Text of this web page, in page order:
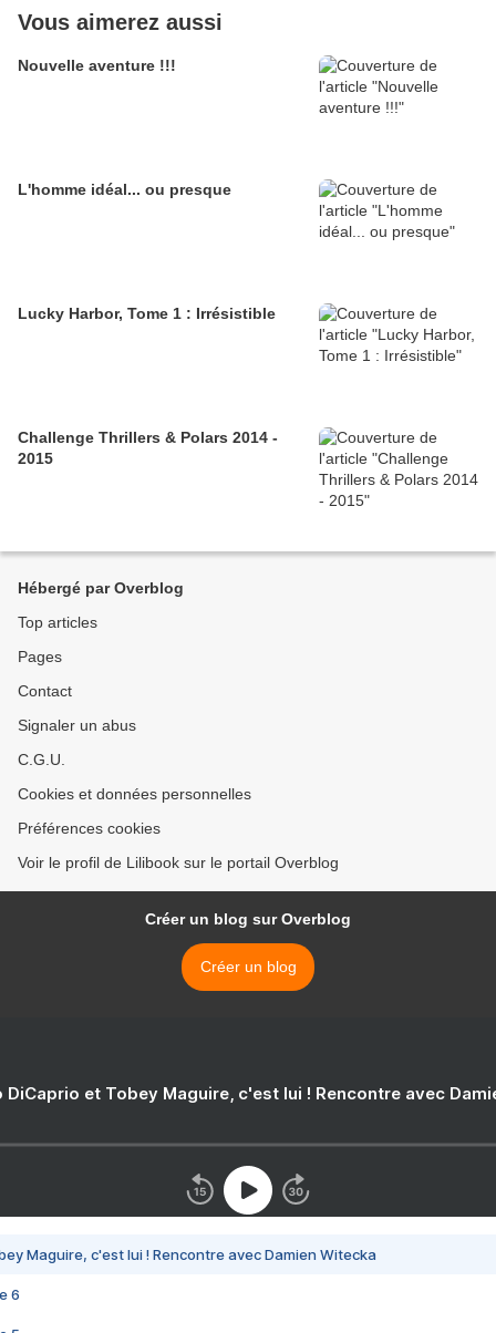
Vous aimerez aussi
Nouvelle aventure !!!
L'homme idéal... ou presque
Lucky Harbor, Tome 1 : Irrésistible
Challenge Thrillers & Polars 2014 -
2015
Hébergé par Overblog
Top articles
Pages
Contact
Signaler un abus
C.G.U.
Cookies et données personnelles
Préférences cookies
Voir le profil de Lilibook sur le portail Overblog
Créer un blog sur Overblog
Créer un blog
DiCaprio et Tobey Maguire, c'est lui ! Rencontre avec
Maguire, c'est lui ! Rencontre avec Damien Witecka
6